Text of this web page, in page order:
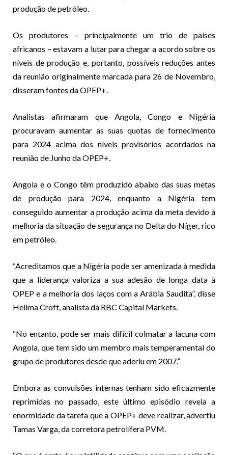
produção de petróleo.
Os produtores – principalmente um trio de países
africanos – estavam a lutar para chegar a acordo sobre os
níveis de produção e, portanto, possíveis reduções antes
da reunião originalmente marcada para 26 de Novembro,
disseram fontes da OPEP+.
Analistas afirmaram que Angola, Congo e Nigéria
procuravam aumentar as suas quotas de fornecimento
para 2024 acima dos níveis provisórios acordados na
reunião de Junho da OPEP+.
Angola e o Congo têm produzido abaixo das suas metas
de produção para 2024, enquanto a Nigéria tem
conseguido aumentar a produção acima da meta devido à
melhoria da situação de segurança no Delta do Níger, rico
em petróleo.
“Acreditamos que a Nigéria pode ser amenizada à medida
que a liderança valoriza a sua adesão de longa data à
OPEP e a melhoria dos laços com a Arábia Saudita”, disse
Helima Croft, analista da RBC Capital Markets.
“No entanto, pode ser mais difícil colmatar a lacuna com
Angola, que tem sido um membro mais temperamental do
grupo de produtores desde que aderiu em 2007.”
Embora as convulsões internas tenham sido eficazmente
reprimidas no passado, este último episódio revela a
enormidade da tarefa que a OPEP+ deve realizar, advertiu
Tamas Varga, da corretora petrolífera PVM.